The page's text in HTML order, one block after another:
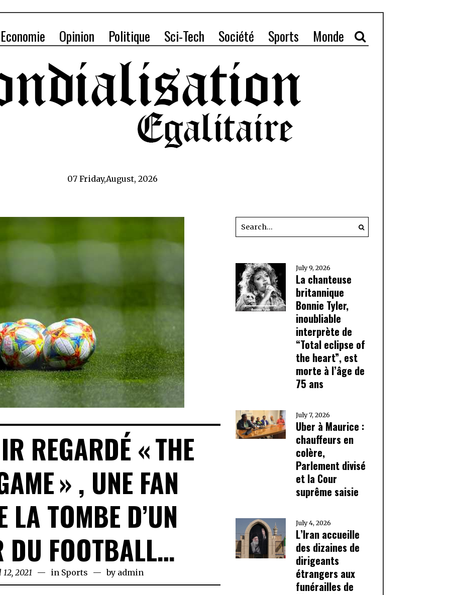
Economie Opinion Politique Sci-Tech Société Sports Monde
07 Friday,August, 2026
REGARDÉ « THE
» , UNE FAN
LA TOMBE D’UN
DU FOOTBALL…
2021 April
12,
in Sports by admin
July 9, 2026
La chanteuse
britannique
Bonnie Tyler,
inoubliable
interprète de
“Total eclipse of
the heart”, est
morte à l’âge de
75 ans
July 7, 2026
Uber à Maurice :
chauffeurs en
colère,
Parlement divisé
et la Cour
suprême saisie
July 4, 2026
L’Iran accueille
des dizaines de
dirigeants
étrangers aux
funérailles de